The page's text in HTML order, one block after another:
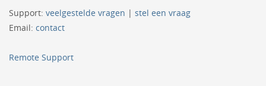
Support: veelgestelde vragen | stel een vraag
Email: contact
Remote Support